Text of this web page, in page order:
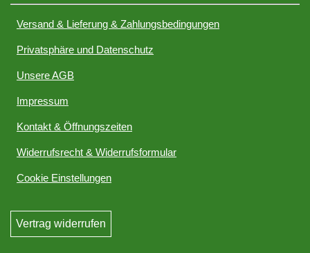
Versand & Lieferung & Zahlungsbedingungen
Privatsphäre und Datenschutz
Unsere AGB
Impressum
Kontakt & Öffnungszeiten
Widerrufsrecht & Widerrufsformular
Cookie Einstellungen
Vertrag widerrufen